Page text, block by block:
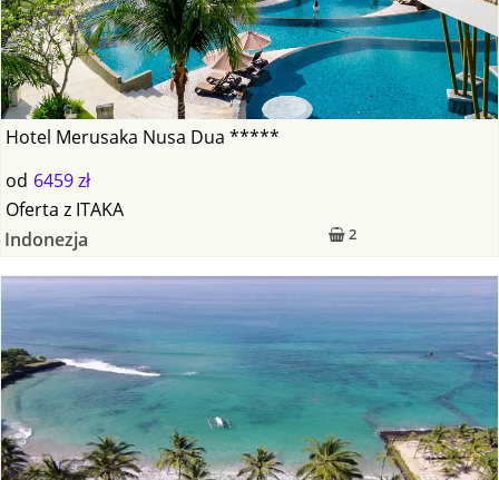
Hotel Merusaka Nusa Dua *****
od 6459 zł
2
Oferta z ITAKA
Indonezja